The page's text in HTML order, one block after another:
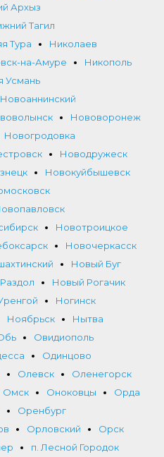
Архыз
Тагил
Тура
Николаев
на-Амуре
Никополь
Усмань
Новоаннинский
Нововоронеж
Новогродовка
Новодружеск
Новокуйбышевск
Новотроицкое
Новочеркасск
Новый Буг
Новый Рогачик
Ногинск
Ноябрьск
Нытва
Овидиополь
Одинцово
Олевск
Оленегорск
Омск Оноковцы
Орда
Оренбург
Орловский
Орск
п. Лесной Городок